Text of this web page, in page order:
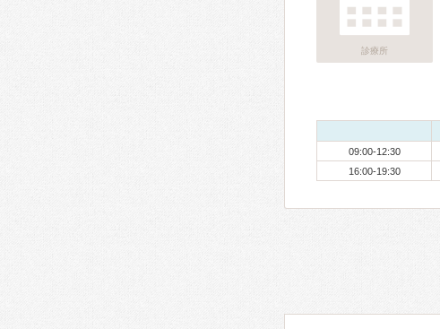
診療所
09:00-12:30
16:00-19:30